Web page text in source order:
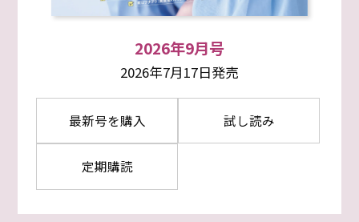
2026年9月号
2026年7月17日発売
最新号を購入 試し読み
定期購読